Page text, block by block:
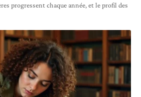
progressent chaque année, et le profil des